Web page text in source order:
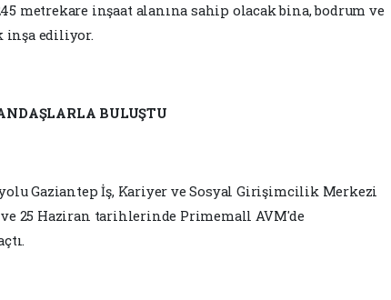
metrekare inşaat alanına sahip olacak bina, bodrum ve
inşa ediliyor.
BULUŞTU
Gaziantep İş, Kariyer ve Sosyal Girişimcilik Merkezi
ve 25 Haziran tarihlerinde Primemall AVM'de